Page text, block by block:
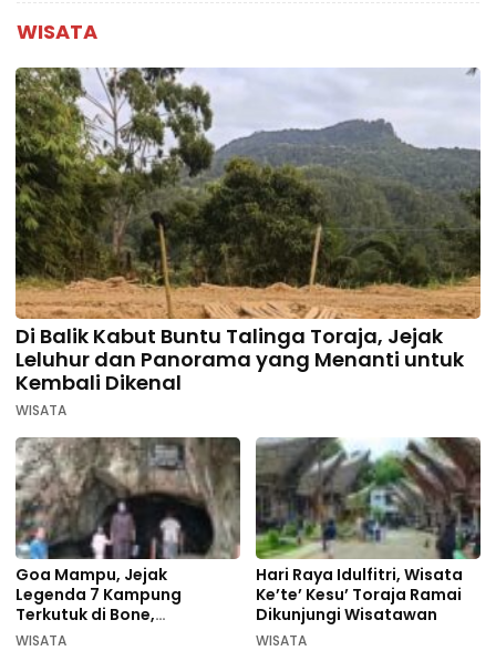
WISATA
Di Balik Kabut Buntu Talinga Toraja, Jejak
Leluhur dan Panorama yang Menanti untuk
Kembali Dikenal
WISATA
Goa Mampu, Jejak
Legenda 7 Kampung
Terkutuk di Bone,
Rekomendasi Liburan
WISATA
Hari Raya Idulfitri, Wisata
Ke’te’ Kesu’ Toraja Ramai
Dikunjungi Wisatawan
WISATA